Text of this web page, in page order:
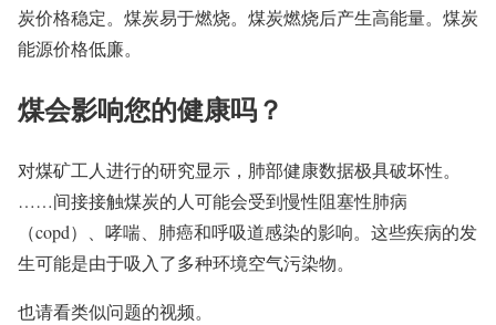
炭价格稳定。煤炭易于燃烧。煤炭燃烧后产生高能量。煤炭
能源价格低廉。
煤会影响您的健康吗？
对煤矿工人进行的研究显示，肺部健康数据极具破坏性。
……间接接触煤炭的人可能会受到慢性阻塞性肺病
（copd）、哮喘、肺癌和呼吸道感染的影响。这些疾病的发
生可能是由于吸入了多种环境空气污染物。
也请看类似问题的视频。